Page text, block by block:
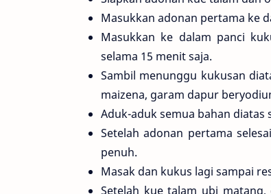
Masukkan adonan pertama ke
Masukkan ke dalam panci
selama 15 menit saja.
Sambil menunggu kukusan
maizena, garam dapur
Aduk-aduk semua bahan
Setelah adonan pertama
penuh.
Masak dan kukus lagi sampai
Setelah kue talam ubi